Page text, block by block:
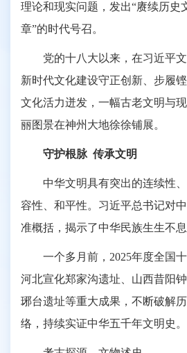
理论和现实问题，发出“赓续历史
章”的时代号召。
党的十八大以来，在习近平文
新时代文化建设守正创新、步履
文化活力迸发，一幅古老文明与
丽图景在神州大地徐徐铺展。
守护根脉 传承文明
中华文明具有突出的连续性、
容性、和平性。习近平总书记对
准概括，揭示了中华民族生生不息
一个多月前，2025年度全国十
河北宣化郑家沟遗址、山西昔阳
琊台遗址等重大成果，不断破解
络，持续实证中华五千年文明史。